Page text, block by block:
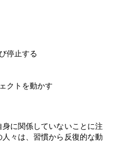
停止する
クトを動かす
に関係していないことに注
々は、習慣から反復的な動